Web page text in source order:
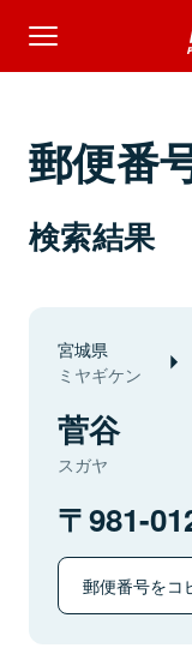
郵便番
検索結果
宮城県
ミヤギケン
菅谷
スガヤ
981-
郵便番号をコ